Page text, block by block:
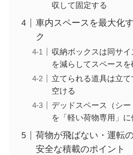
収して固定する
車内スペースを最大化
ク
収納ボックスは同サ
を減らしてスペースを
立てられる道具は立
空ける
デッドスペース（シー
を「軽い荷物専用」に
荷物が飛ばない・運転
安全な積載のポイント